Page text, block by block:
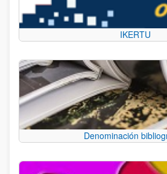
IKERTU
Denominación